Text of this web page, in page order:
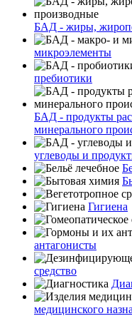
БАД - жиры,
микроэлементы
пребиотики
БАД - продукты
минерального
углеводы и
Гигиена
антагонисты
средство
медицинского